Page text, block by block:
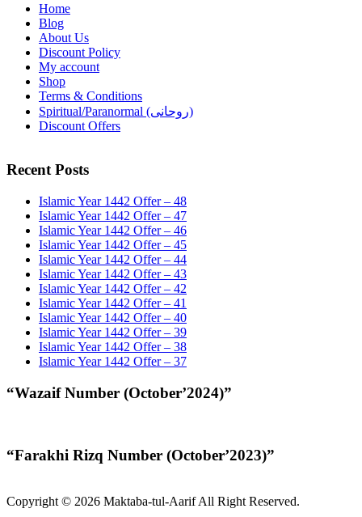
Home
Blog
About Us
Discount Policy
My account
Shop
Terms & Conditions
Spiritual/Paranormal (روحانی)
Discount Offers
Recent Posts
Islamic Year 1442 Offer – 48
Islamic Year 1442 Offer – 47
Islamic Year 1442 Offer – 46
Islamic Year 1442 Offer – 45
Islamic Year 1442 Offer – 44
Islamic Year 1442 Offer – 43
Islamic Year 1442 Offer – 42
Islamic Year 1442 Offer – 41
Islamic Year 1442 Offer – 40
Islamic Year 1442 Offer – 39
Islamic Year 1442 Offer – 38
Islamic Year 1442 Offer – 37
“Wazaif Number (October’2024)”
“Farakhi Rizq Number (October’2023)”
Copyright © 2026 Maktaba-tul-Aarif All Right Reserved.